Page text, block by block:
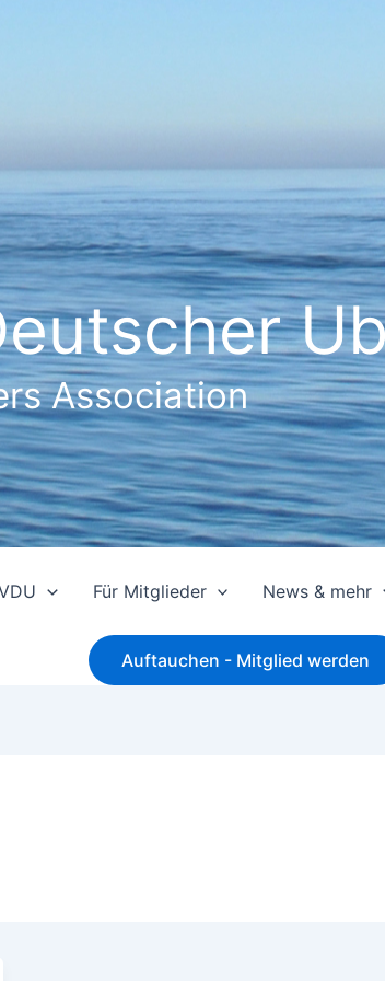
Association
Für Mitglieder News & mehr
Auftauchen - Mitglied werden